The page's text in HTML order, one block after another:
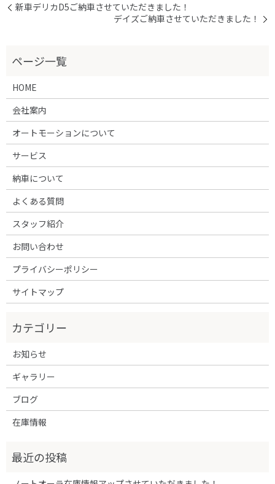
新車デリカD5ご納車させていただきました！
デイズご納車させていただきました！
HOME
会社案内
オートモーションについて
サービス
納車について
よくある質問
スタッフ紹介
お問い合わせ
プライバシーポリシー
サイトマップ
お知らせ
ギャラリー
ブログ
在庫情報